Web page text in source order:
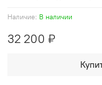
Наличие: В наличии
32 200 ₽